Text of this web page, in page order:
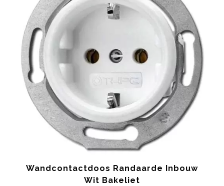
Wandcontactdoos Randaarde Inbouw
Wit Bakeliet